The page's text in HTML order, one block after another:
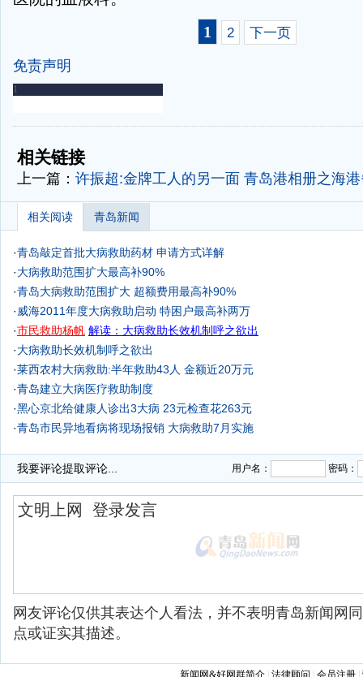
1
2 下一页
免责声明
-
相关链接
上一篇： 许振超:金牌工人的另一面 青岛港相册之海
相关阅读 青岛新闻
·青岛敲定首批大病救助药材 申请方式详解
·大病救助范围扩大最高补90%
·青岛大病救助范围扩大 超额费用最高补90%
· 威海2011年度大病救助启动 特困户最高补两万
·市民救助杨帆 解读：大病救助长效机制呼之欲出
·大病救助长效机制呼之欲出
·莱西农村大病救助:半年救助43人 金额近20万元
·青岛建立大病医疗救助制度
·黑心京北给健康人诊出3大病 23元检查花263元
·青岛市民异地看病将现场报销 大病救助7月实施
我要评论提取评论... 用户名： 密码：
网友评论仅供其表达个人看法，并不表明青岛新闻网
点或证实其描述。